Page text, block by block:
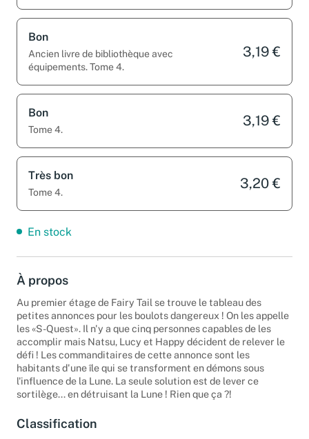
Bon
Ancien livre de bibliothèque avec
équipements. Tome 4.
3,19 €
Bon
Tome 4.
3,19 €
Très bon
Tome 4.
3,20 €
En stock
À propos
Au premier étage de Fairy Tail se trouve le tableau des
petites annonces pour les boulots dangereux ! On les appelle
les «S-Quest». Il n'y a que cinq personnes capables de les
accomplir mais Natsu, Lucy et Happy décident de relever le
défi ! Les commanditaires de cette annonce sont les
habitants d'une île qui se transforment en démons sous
l'influence de la Lune. La seule solution est de lever ce
sortilège... en détruisant la Lune ! Rien que ça ?!
Classification